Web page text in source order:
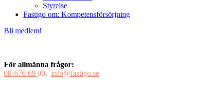
Styrelse
Fastigo om: Kompetensförsörjning
Bli medlem!
För allmänna frågor:
08-676 69 00, info@fastigo.se